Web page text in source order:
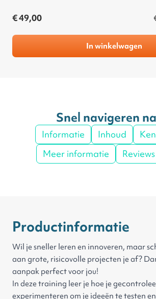
€ 49,00
In winkelwagen
Snel navigeren
Informatie Inhoud
Meer informatie
Reviews
Productinformatie
Wil je sneller leren en innoveren, maar
aan grote, risicovolle projecten je af?
aanpak perfect voor jou!
In deze training leer je hoe je
experimenteren om je ideeën te testen